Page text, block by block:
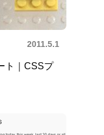
2011.5.1
ト｜CSSプ